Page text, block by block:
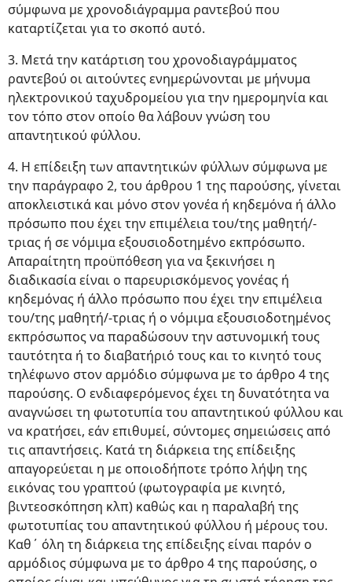
σύμφωνα με χρονοδιάγραμμα ραντεβού που
καταρτίζεται για το σκοπό αυτό.
3. Μετά την κατάρτιση του χρονοδιαγράμματος
ραντεβού οι αιτούντες ενημερώνονται με μήνυμα
ηλεκτρονικού ταχυδρομείου για την ημερομηνία και
τον τόπο στον οποίο θα λάβουν γνώση του
απαντητικού φύλλου.
4. Η επίδειξη των απαντητικών φύλλων σύμφωνα με
την παράγραφο 2, του άρθρου 1 της παρούσης, γίνεται
αποκλειστικά και μόνο στον γονέα ή κηδεμόνα ή άλλο
πρόσωπο που έχει την επιμέλεια του/της μαθητή/-
τριας ή σε νόμιμα εξουσιοδοτημένο εκπρόσωπο.
Απαραίτητη προϋπόθεση για να ξεκινήσει η
διαδικασία είναι ο παρευρισκόμενος γονέας ή
κηδεμόνας ή άλλο πρόσωπο που έχει την επιμέλεια
του/της μαθητή/-τριας ή ο νόμιμα εξουσιοδοτημένος
εκπρόσωπος να παραδώσουν την αστυνομική τους
ταυτότητα ή το διαβατήριό τους και το κινητό τους
τηλέφωνο στον αρμόδιο σύμφωνα με το άρθρο 4 της
παρούσης. Ο ενδιαφερόμενος έχει τη δυνατότητα να
αναγνώσει τη φωτοτυπία του απαντητικού φύλλου και
να κρατήσει, εάν επιθυμεί, σύντομες σημειώσεις από
τις απαντήσεις. Κατά τη διάρκεια της επίδειξης
απαγορεύεται η με οποιοδήποτε τρόπο λήψη της
εικόνας του γραπτού (φωτογραφία με κινητό,
βιντεοσκόπηση κλπ) καθώς και η παραλαβή της
φωτοτυπίας του απαντητικού φύλλου ή μέρους του.
Καθ΄ όλη τη διάρκεια της επίδειξης είναι παρόν ο
αρμόδιος σύμφωνα με το άρθρο 4 της παρούσης, ο